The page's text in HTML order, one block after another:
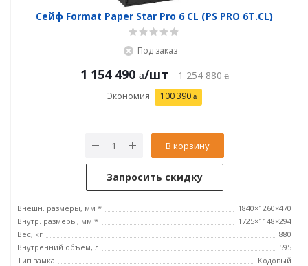
Сейф Format Paper Star Pro 6 CL (PS PRO 6Т.CL)
Под заказ
1 154 490 /шт 1 254 880
Экономия 100 390
В корзину
Запросить скидку
Внешн. размеры, мм *
1840×1260×470
Внутр. размеры, мм *
1725×1148×294
Вес, кг
880
Внутренний объем, л
595
Тип замка
Кодовый